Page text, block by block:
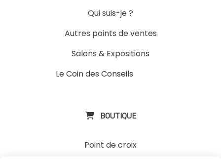
Qui suis-je ?
Autres points de ventes
Salons & Expositions
Le Coin des Conseils
 BOUTIQUE
Point de croix